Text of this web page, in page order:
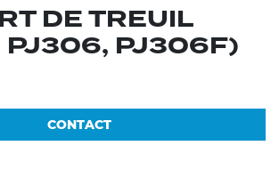
DE TREUIL
PJ306, PJ306F)
CONTACT